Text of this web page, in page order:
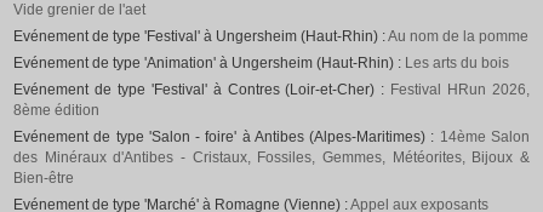
Vide grenier de l'aet
Evénement de type 'Festival' à Ungersheim (Haut-Rhin) :Au nom de la pomme
Evénement de type 'Animation' à Ungersheim (Haut-Rhin) : Les arts du bois
Evénement de type 'Festival' à Contres (Loir-et-Cher) : Festival HRun 2026,
8ème édition
Evénement de type 'Salon - foire' à Antibes (Alpes-Maritimes) : 14ème Salon
des Minéraux d'Antibes - Cristaux, Fossiles, Gemmes, Météorites, Bijoux &
Bien-être
Evénement de type 'Marché' à Romagne (Vienne) :Appel aux exposants